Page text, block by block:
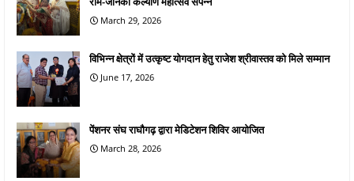
March 29, 2026
विभिन्न क्षेत्रों में उत्कृष्ट योगदान हेतु राजेश श्रीवास्तव को मिले सम्मान
June 17, 2026
पेंशनर संघ राघौगढ़ द्वारा मेडिटेशन शिविर आयोजित
March 28, 2026